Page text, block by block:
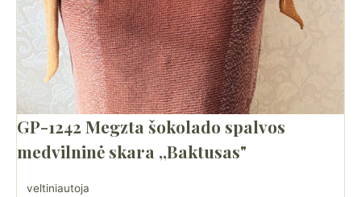
GP-1242 Megzta šokolado spalvos
medvilninė skara ,,Baktusas"
veltiniautoja